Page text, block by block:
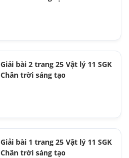
Giải bài 2 trang 25 Vật lý 11 SGK
Chân trời sáng tạo
Giải bài 1 trang 25 Vật lý 11 SGK
Chân trời sáng tạo